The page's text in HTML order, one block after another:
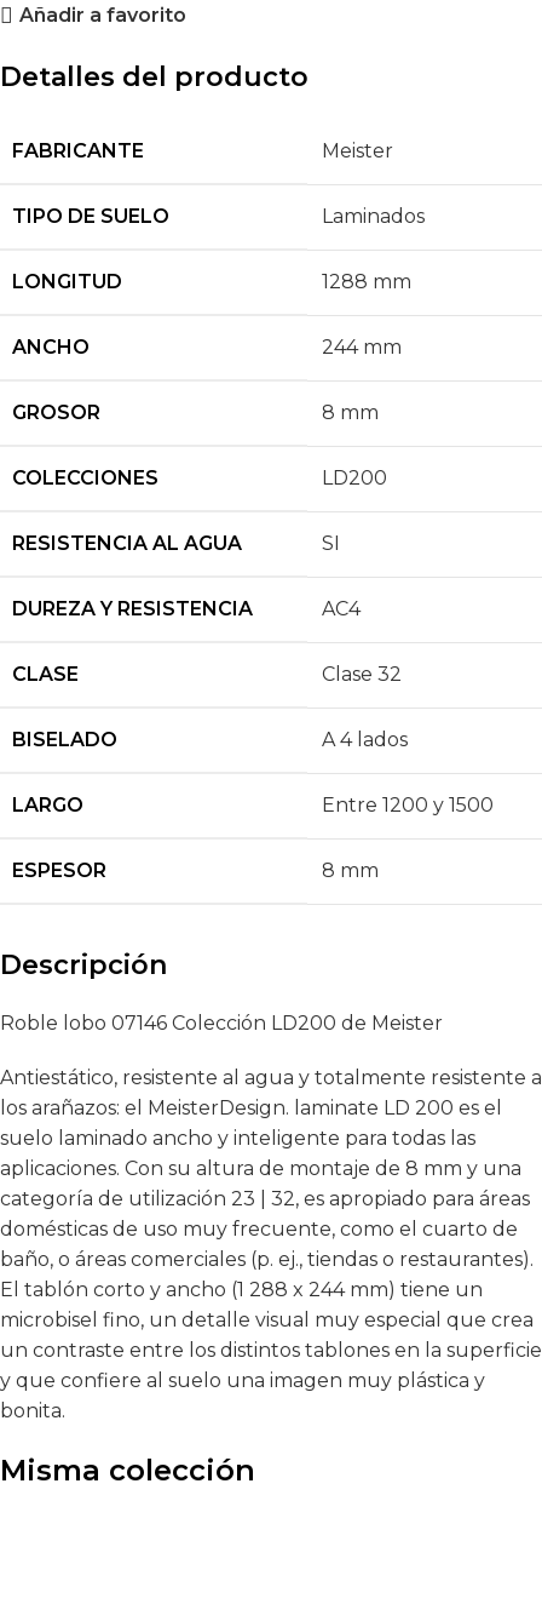
Añadir a favorito
Detalles del producto
FABRICANTE Meister
TIPO DE SUELO Laminados
LONGITUD 1288 mm
ANCHO 244 mm
GROSOR 8 mm
COLECCIONES LD200
RESISTENCIA AL AGUA SI
DUREZA Y RESISTENCIA AC4
CLASE Clase 32
BISELADO A 4 lados
LARGO Entre 1200 y 1500
ESPESOR 8 mm
Descripción
Roble lobo 07146 Colección LD200 de Meister
Antiestático, resistente al agua y totalmente resistente a
los arañazos: el MeisterDesign. laminate LD 200 es el
suelo laminado ancho y inteligente para todas las
aplicaciones. Con su altura de montaje de 8 mm y una
categoría de utilización 23 | 32, es apropiado para áreas
domésticas de uso muy frecuente, como el cuarto de
baño, o áreas comerciales (p. ej., tiendas o restaurantes).
El tablón corto y ancho (1 288 x 244 mm) tiene un
microbisel fino, un detalle visual muy especial que crea
un contraste entre los distintos tablones en la superficie
y que confiere al suelo una imagen muy plástica y
bonita.
Misma colección